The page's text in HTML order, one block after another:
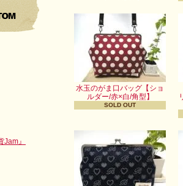
水玉のがま口バッグ【ショ
ルダー/赤×白/角型】
SOLD OUT